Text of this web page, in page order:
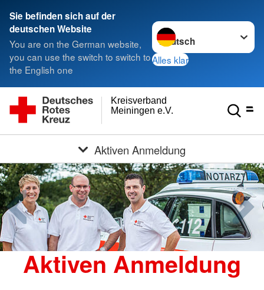
Sie befinden sich auf der
deutschen Website
You are on the German website,
you can use the switch to switch to
the English one
Sprache wechseln zu
Alles klar
Meiningen e.V.
Kreisverband
Aktiven Anmeldung
Aktiven Anmeldung